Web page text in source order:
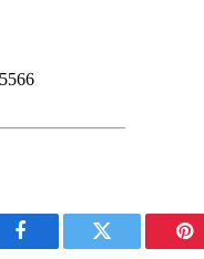
Facebook Twitter